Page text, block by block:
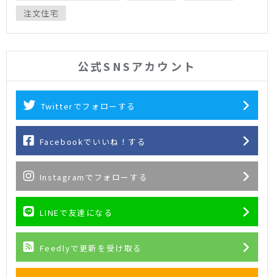
注文住宅
公式SNSアカウント
Twitterでフォローする
Facebookでいいね！する
Instagramでフォローする
LINEで友達になる
Feedlyで更新を受け取る